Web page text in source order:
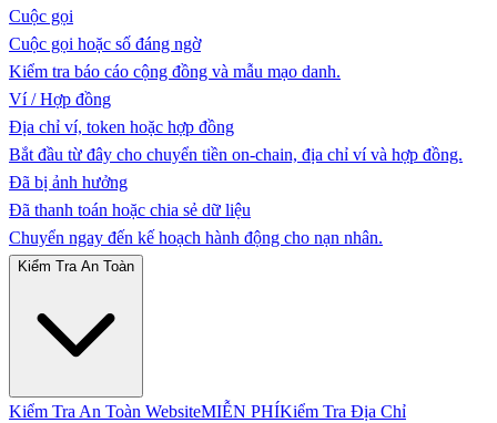
Cuộc gọi
Cuộc gọi hoặc số đáng ngờ
Kiểm tra báo cáo cộng đồng và mẫu mạo danh.
Ví / Hợp đồng
Địa chỉ ví, token hoặc hợp đồng
Bắt đầu từ đây cho chuyển tiền on-chain, địa chỉ ví và hợp đồng.
Đã bị ảnh hưởng
Đã thanh toán hoặc chia sẻ dữ liệu
Chuyển ngay đến kế hoạch hành động cho nạn nhân.
Kiểm Tra An Toàn
Kiểm Tra An Toàn WebsiteMIỄN PHÍKiểm Tra Địa Chỉ